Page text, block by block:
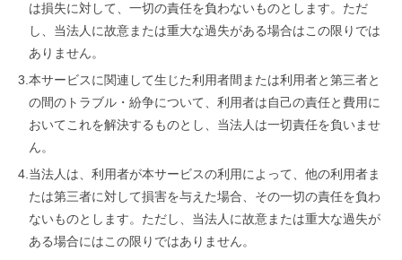
は損失に対して、一切の責任を負わないものとします。ただ
し、当法人に故意または重大な過失がある場合はこの限りでは
ありません。
3. 本サービスに関連して生じた利用者間または利用者と第三者と
の間のトラブル・紛争について、利用者は自己の責任と費用に
おいてこれを解決するものとし、当法人は一切責任を負いませ
ん。
4. 当法人は、利用者が本サービスの利用によって、他の利用者ま
たは第三者に対して損害を与えた場合、その一切の責任を負わ
ないものとします。ただし、当法人に故意または重大な過失が
ある場合にはこの限りではありません。